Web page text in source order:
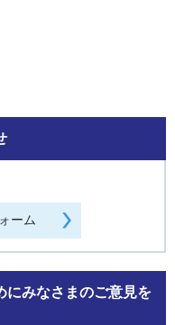
にみなさまのご意見を